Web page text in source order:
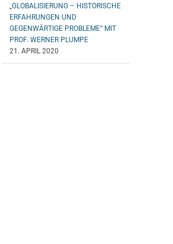
„GLOBALISIERUNG – HISTORISCHE
ERFAHRUNGEN UND
GEGENWÄRTIGE PROBLEME“ MIT
PROF. WERNER PLUMPE
21. APRIL 2020